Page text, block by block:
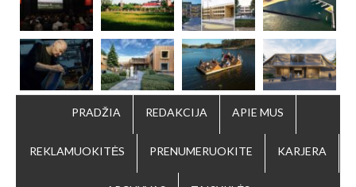
PRADŽIA REDAKCIJA APIE MUS
REKLAMUOKITĖS PRENUMERUOKITE KARJERA